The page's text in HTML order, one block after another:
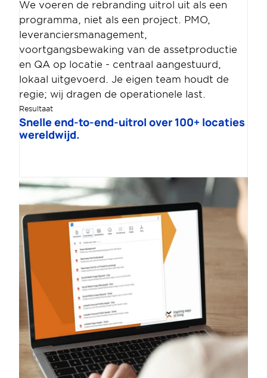
We voeren de rebranding uitrol uit als een
programma, niet als een project. PMO,
leveranciersmanagement,
voortgangsbewaking van de assetproductie
en QA op locatie - centraal aangestuurd,
lokaal uitgevoerd. Je eigen team houdt de
regie; wij dragen de operationele last.
Resultaat
Snelle end-to-end-uitrol over 100+ locaties
wereldwijd.